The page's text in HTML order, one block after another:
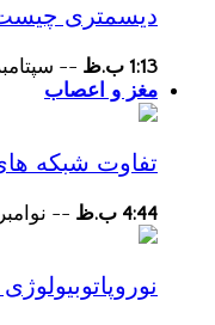
دیسمتری چیست
1:13 ب.ظ -- سپتامبر 23,
مغز و اعصاب
تفاوت شبکه
4:44 ب.ظ -- نوامبر 5, 2024